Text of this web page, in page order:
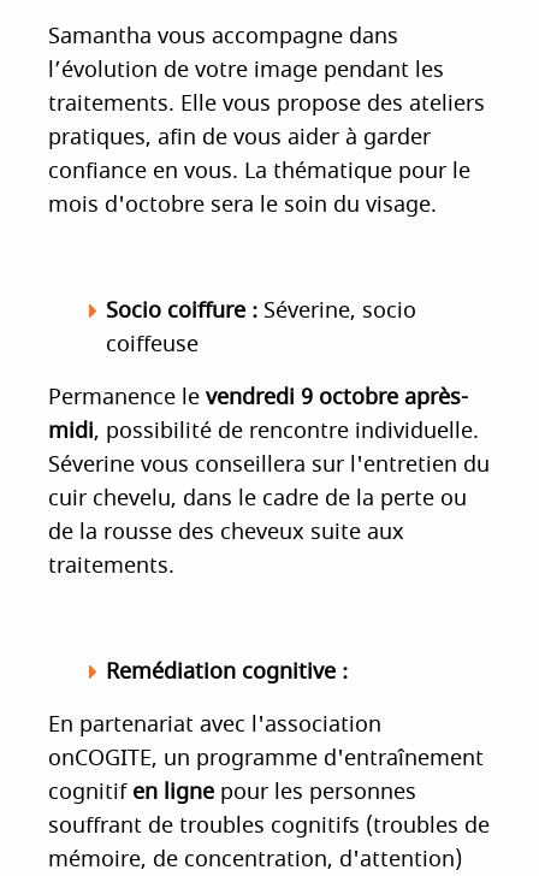
Samantha vous accompagne dans
l’évolution de votre image pendant les
traitements. Elle vous propose des ateliers
pratiques, afin de vous aider à garder
confiance en vous. La thématique pour le
mois d'octobre sera le soin du visage.
Socio coiffure : Séverine, socio
coiffeuse
Permanence le vendredi 9 octobre après-
midi, possibilité de rencontre individuelle.
Séverine vous conseillera sur l'entretien du
cuir chevelu, dans le cadre de la perte ou
de la rousse des cheveux suite aux
traitements.
Remédiation cognitive :
En partenariat avec l'association
onCOGITE, un programme d'entraînement
cognitif en ligne pour les personnes
souffrant de troubles cognitifs (troubles de
mémoire, de concentration, d'attention)